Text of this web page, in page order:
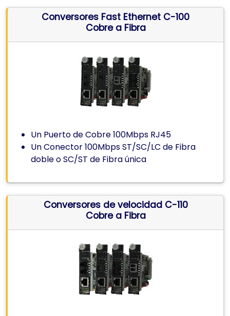
Conversores Fast Ethernet C-100
Cobre a Fibra
Un Puerto de Cobre 100Mbps RJ45
Un Conector 100Mbps ST/SC/LC de Fibra
doble o SC/ST de Fibra única
Conversores de velocidad C-110
Cobre a Fibra